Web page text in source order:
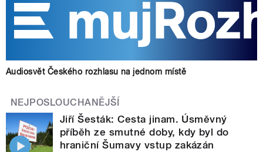
Audiosvět Českého rozhlasu na jednom místě
NEJPOSLOUCHANĚJŠÍ
Jiří Šesták: Cesta jinam. Úsměvný
příběh ze smutné doby, kdy byl do
hraniční Šumavy vstup zakázán